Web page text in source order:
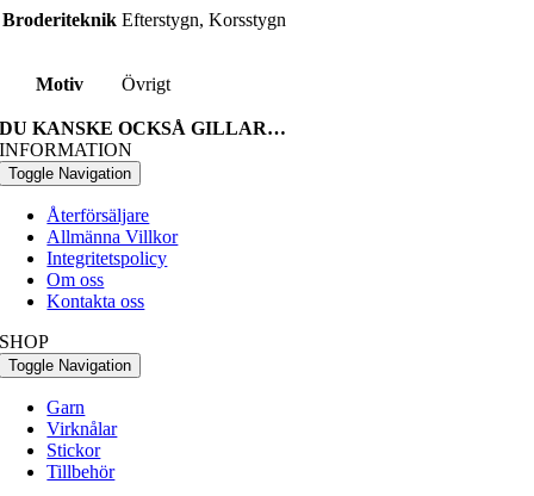
Broderiteknik Efterstygn, Korsstygn
Motiv Övrigt
DU KANSKE OCKSÅ GILLAR…
INFORMATION
Toggle Navigation
Återförsäljare
Allmänna Villkor
Integritetspolicy
Om oss
Kontakta oss
SHOP
Toggle Navigation
Garn
Virknålar
Stickor
Tillbehör